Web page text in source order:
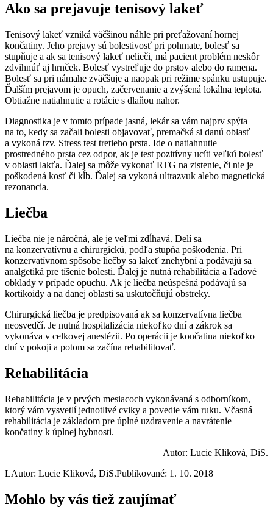
Ako sa prejavuje tenisový lakeť
Tenisový lakeť vzniká väčšinou náhle pri preťažovaní hornej
končatiny. Jeho prejavy sú bolestivosť pri pohmate, bolesť sa
stupňuje a ak sa tenisový lakeť nelieči, má pacient problém neskôr
zdvihnúť aj hrnček. Bolesť vystreľuje do prstov alebo do ramena.
Bolesť sa pri námahe zväčšuje a naopak pri režime spánku ustupuje.
Ďalším prejavom je opuch, začervenanie a zvýšená lokálna teplota.
Obtiažne natiahnutie a rotácie s dlaňou nahor.
Diagnostika je v tomto prípade jasná, lekár sa vám najprv spýta
na to, kedy sa začali bolesti objavovať, premačká si danú oblasť
a vykoná tzv. Stress test tretieho prsta. Ide o natiahnutie
prostredného prsta cez odpor, ak je test pozitívny ucíti veľkú bolesť
v oblasti lakťa. Ďalej sa môže vykonať RTG na zistenie, či nie je
poškodená kosť či kĺb. Ďalej sa vykoná ultrazvuk alebo magnetická
rezonancia.
Liečba
Liečba nie je náročná, ale je veľmi zdĺhavá. Delí sa
na konzervatívnu a chirurgickú, podľa stupňa poškodenia. Pri
konzervatívnom spôsobe liečby sa lakeť znehybní a podávajú sa
analgetiká pre tíšenie bolesti. Ďalej je nutná rehabilitácia a ľadové
obklady v prípade opuchu. Ak je liečba neúspešná podávajú sa
kortikoidy a na danej oblasti sa uskutočňujú obstreky.
Chirurgická liečba je predpisovaná ak sa konzervatívna liečba
neosvedčí. Je nutná hospitalizácia niekoľko dní a zákrok sa
vykonáva v celkovej anestézii. Po operácii je končatina niekoľko
dní v pokoji a potom sa začína rehabilitovať.
Rehabilitácia
Rehabilitácia je v prvých mesiacoch vykonávaná s odborníkom,
ktorý vám vysvetlí jednotlivé cviky a povedie vám ruku. Včasná
rehabilitácia je základom pre úplné uzdravenie a navrátenie
končatiny k úplnej hybnosti.
Autor: Lucie Kliková, DiS.
LAutor: Lucie Kliková, DiS.Publikované: 1. 10. 2018
Mohlo by vás tiež zaujímať